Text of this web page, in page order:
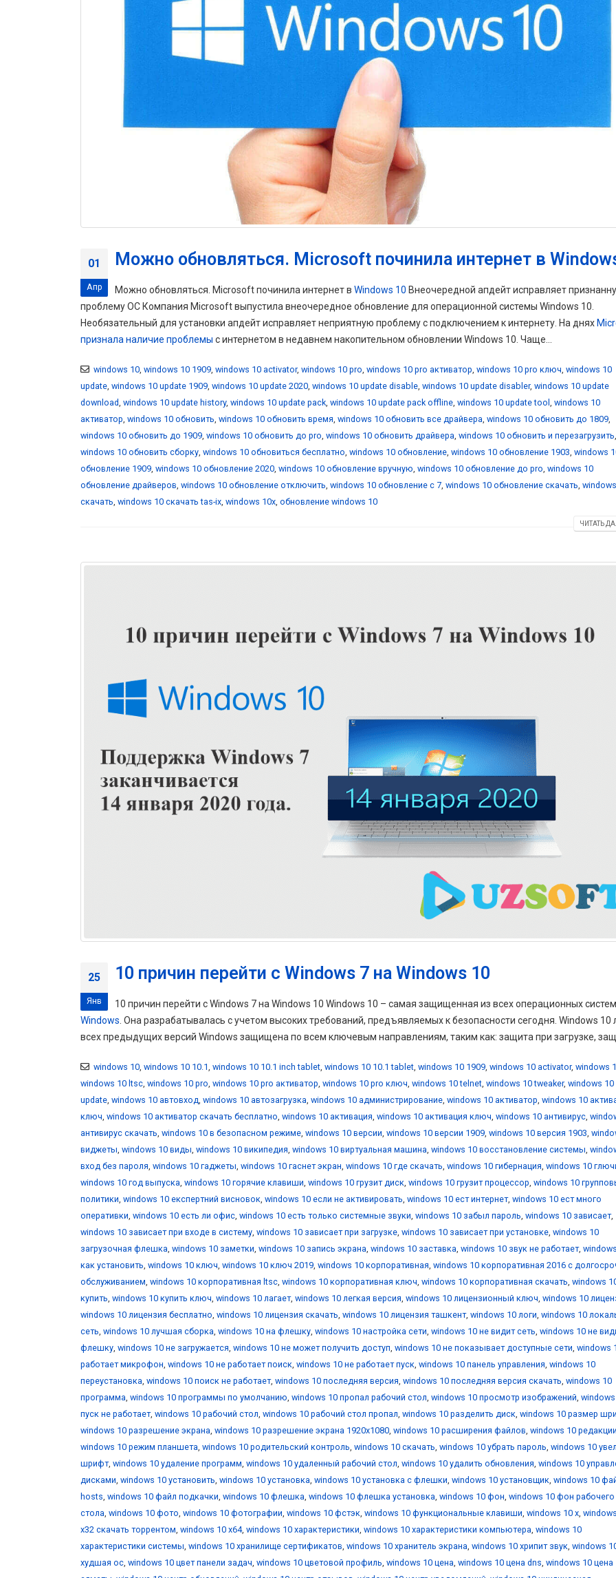
01
Апр
Можно обновляться. Microsoft починила интернет в
Можно обновляться. Microsoft починила интернет в Windows 10 Внеочередной апдейт исправляет
проблему ОС Компания Microsoft выпустила внеочередное обновление для операционной системы Windows 10.
Необязательный для установки апдейт исправляет неприятную проблему с подключением к интернету. На днях
признала наличие проблемы с интернетом в недавнем накопительном обновлении Windows 10. Чаще...
windows 10, windows 10 1909, windows 10 activator, windows 10 pro windows 10 pro активатор windows 10 pro ключ windows 10
update windows 10 update 1909 windows 10 update 2020 windows 10 update disable windows 10 update disabler, windows 10 update
download windows 10 update history, windows 10 update pack windows 10 update pack offline windows 10 update tool windows 10
активатор windows 10 обновить windows 10 обновить время windows 10 обновить все драйвера windows 10 обновить до 1809
windows 10 обновить до 1909 windows 10 обновить до pro windows 10 обновить драйвера windows 10 обновить и перезагрузить
windows 10 обновить сборку windows 10 обновиться бесплатно windows 10 обновление windows 10 обновление 1903 windows
обновление 1909 windows 10 обновление 2020 windows 10 обновление вручную windows 10 обновление до pro windows 10
обновление драйверов windows 10 обновление отключить windows 10 обновление с 7 windows 10 обновление скачать
скачать windows 10 скачать tas-ix windows 10x обновление windows 10
ЧИТАТЬ
25
Янв
10 причин перейти с Windows 7 на Windows 10
10 причин перейти с Windows 7 на Windows 10 Windows 10 – самая защищенная из всех операционных систем
Windows . Она разрабатывалась с учетом высоких требований, предъявляемых к безопасности сегодня. Windows 10
всех предыдущих версий Windows защищена по всем ключевым направлениям, таким как: защита при загрузке,
windows 10, windows 10 10.1, windows 10 10.1 inch tablet, windows 10 10.1 tablet, windows 10 1909, windows 10 activator, windows
windows 10 ltsc, windows 10 pro, windows 10 pro активатор, windows 10 pro ключ, windows 10 telnet, windows 10 tweaker, windows 10
update, windows 10 автовход, windows 10 автозагрузка, windows 10 администрирование, windows 10 активатор, windows 10
ключ, windows 10 активатор скачать бесплатно, windows 10 активация, windows 10 активация ключ, windows 10 антивирус,
антивирус скачать, windows 10 в безопасном режиме, windows 10 версии, windows 10 версии 1909, windows 10 версия 1903,
виджеты, windows 10 виды, windows 10 википедия, windows 10 виртуальная машина, windows 10 восстановление системы,
вход без пароля, windows 10 гаджеты, windows 10 гаснет экран, windows 10 где скачать, windows 10 гибернация, windows 10
windows 10 год выпуска, windows 10 горячие клавиши, windows 10 грузит диск, windows 10 грузит процессор, windows 10
политики, windows 10 експертний висновок, windows 10 если не активировать, windows 10 ест интернет, windows 10 ест много
оперативки, windows 10 есть ли офис, windows 10 есть только системные звуки, windows 10 забыл пароль, windows 10 зависает,
windows 10 зависает при входе в систему, windows 10 зависает при загрузке, windows 10 зависает при установке, windows 10
загрузочная флешка, windows 10 заметки, windows 10 запись экрана, windows 10 заставка, windows 10 звук не работает,
как установить, windows 10 ключ, windows 10 ключ 2019, windows 10 корпоративная, windows 10 корпоративная 2016 с
обслуживанием, windows 10 корпоративная ltsc, windows 10 корпоративная ключ, windows 10 корпоративная скачать, windows
купить, windows 10 купить ключ, windows 10 лагает, windows 10 легкая версия, windows 10 лицензионный ключ, windows 10
windows 10 лицензия бесплатно, windows 10 лицензия скачать, windows 10 лицензия ташкент, windows 10 логи, windows 10
сеть, windows 10 лучшая сборка, windows 10 на флешку, windows 10 настройка сети, windows 10 не видит сеть, windows 10 не
флешку, windows 10 не загружается, windows 10 не может получить доступ, windows 10 не показывает доступные сети, windows
работает микрофон, windows 10 не работает поиск, windows 10 не работает пуск, windows 10 панель управления, windows 10
переустановка, windows 10 поиск не работает, windows 10 последняя версия, windows 10 последняя версия скачать, windows 10
программа, windows 10 программы по умолчанию, windows 10 пропал рабочий стол, windows 10 просмотр изображений,
пуск не работает, windows 10 рабочий стол, windows 10 рабочий стол пропал, windows 10 разделить диск, windows 10 размер
windows 10 разрешение экрана, windows 10 разрешение экрана 1920x1080, windows 10 расширения файлов, windows 10 редакции
windows 10 режим планшета, windows 10 родительский контроль, windows 10 скачать, windows 10 убрать пароль, windows 10
шрифт, windows 10 удаление программ, windows 10 удаленный рабочий стол, windows 10 удалить обновления, windows 10
дисками, windows 10 установить, windows 10 установка, windows 10 установка с флешки, windows 10 установщик, windows 10
hosts, windows 10 файл подкачки, windows 10 флешка, windows 10 флешка установка, windows 10 фон, windows 10 фон рабочего
стола, windows 10 фото, windows 10 фотографии, windows 10 фстэк, windows 10 функциональные клавиши, windows 10 х,
х32 скачать торрентом, windows 10 х64, windows 10 характеристики, windows 10 характеристики компьютера, windows 10
характеристики системы, windows 10 хранилище сертификатов, windows 10 хранитель экрана, windows 10 хрипит звук, windows
худшая ос, windows 10 цвет панели задач, windows 10 цветовой профиль, windows 10 цена, windows 10 цена dns, windows 10 цена